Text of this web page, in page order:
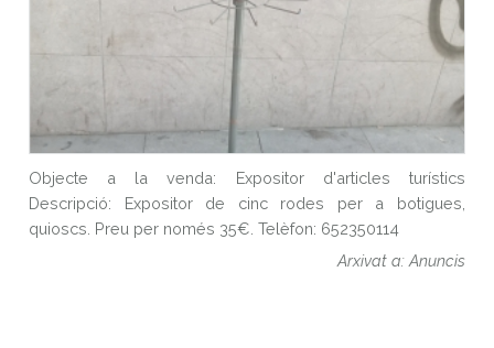
Objecte a la venda: Expositor d'articles turístics
Descripció: Expositor de cinc rodes per a botigues,
quioscs. Preu per només 35€. Telèfon: 652350114
Arxivat a: Anuncis